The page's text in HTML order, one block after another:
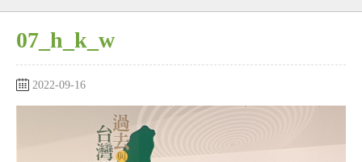
歷史教室
專題
歷年活動
07_h_k_w
2022-09-16